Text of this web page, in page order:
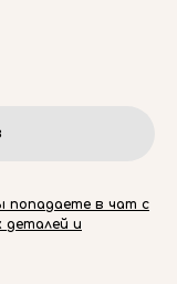
попадаете в чат с
деталей и